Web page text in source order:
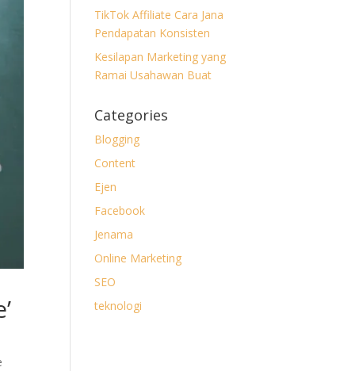
TikTok Affiliate Cara Jana
Pendapatan Konsisten
Kesilapan Marketing yang
Ramai Usahawan Buat
Categories
Blogging
Content
Ejen
Facebook
Jenama
Online Marketing
SEO
teknologi